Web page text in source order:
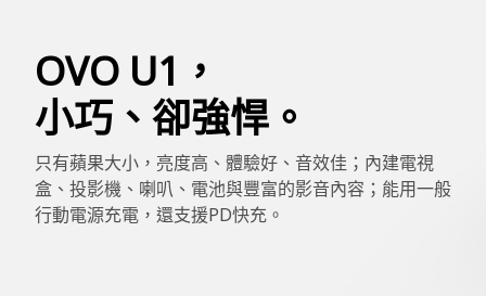
OVO U1，
小巧、卻強悍。
只有蘋果大小，亮度高、體驗好、音效佳；內建電視
盒、投影機、喇叭、電池與豐富的影音內容；能用一般
行動電源充電，還支援PD快充。